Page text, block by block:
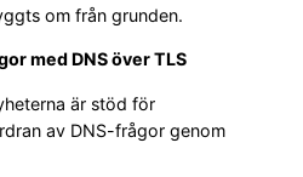
om från grunden.
med DNS över TLS
är stöd för
av DNS-frågor genom